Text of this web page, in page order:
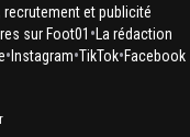
recrutement et publicité
sur Foot01 • La rédaction
• Instagram•TikTok•Facebook